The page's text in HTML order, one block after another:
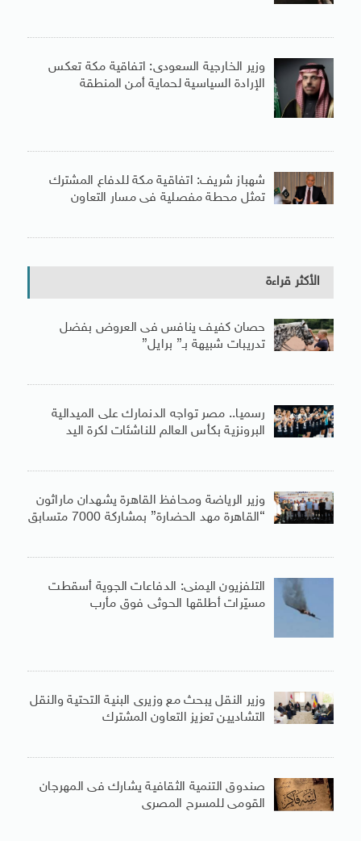
وزير الخارجية السعودى: اتفاقية مكة تعكس
الإرادة السياسية لحماية أمن المنطقة
شهباز شريف: اتفاقية مكة للدفاع المشترك
تمثل محطة مفصلية فى مسار التعاون
الأكثر قراءة
حصان كفيف ينافس فى العروض بفضل
تدريبات شبيهة بـ” برايل”
رسميا.. مصر تواجه الدنمارك على الميدالية
البرونزية بكأس العالم للناشئات لكرة اليد
وزير الرياضة ومحافظ القاهرة يشهدان ماراثون
“القاهرة مهد الحضارة” بمشاركة 7000 متسابق
التلفزيون اليمنى: الدفاعات الجوية أسقطت
مسيّرات أطلقها الحوثى فوق مأرب
وزير النقل يبحث مع وزيرى البنية التحتية والنقل
التشاديين تعزيز التعاون المشترك
صندوق التنمية الثقافية يشارك فى المهرجان
القومى للمسرح المصرى